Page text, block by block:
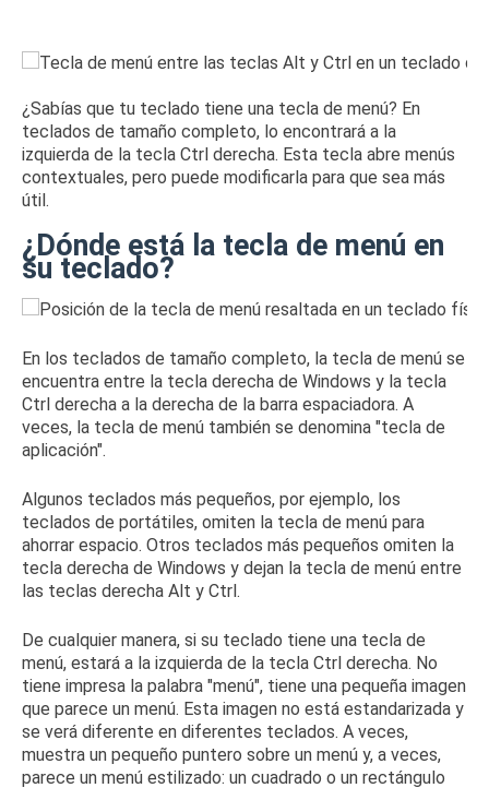
¿Sabías que tu teclado tiene una tecla de menú? En
teclados de tamaño completo, lo encontrará a la
izquierda de la tecla Ctrl derecha. Esta tecla abre menús
contextuales, pero puede modificarla para que sea más
útil.
¿Dónde está la tecla de menú en
su teclado?
En los teclados de tamaño completo, la tecla de menú se
encuentra entre la tecla derecha de Windows y la tecla
Ctrl derecha a la derecha de la barra espaciadora. A
veces, la tecla de menú también se denomina "tecla de
aplicación".
Algunos teclados más pequeños, por ejemplo, los
teclados de portátiles, omiten la tecla de menú para
ahorrar espacio. Otros teclados más pequeños omiten la
tecla derecha de Windows y dejan la tecla de menú entre
las teclas derecha Alt y Ctrl.
De cualquier manera, si su teclado tiene una tecla de
menú, estará a la izquierda de la tecla Ctrl derecha. No
tiene impresa la palabra "menú", tiene una pequeña imagen
que parece un menú. Esta imagen no está estandarizada y
se verá diferente en diferentes teclados. A veces,
muestra un pequeño puntero sobre un menú y, a veces,
parece un menú estilizado: un cuadrado o un rectángulo